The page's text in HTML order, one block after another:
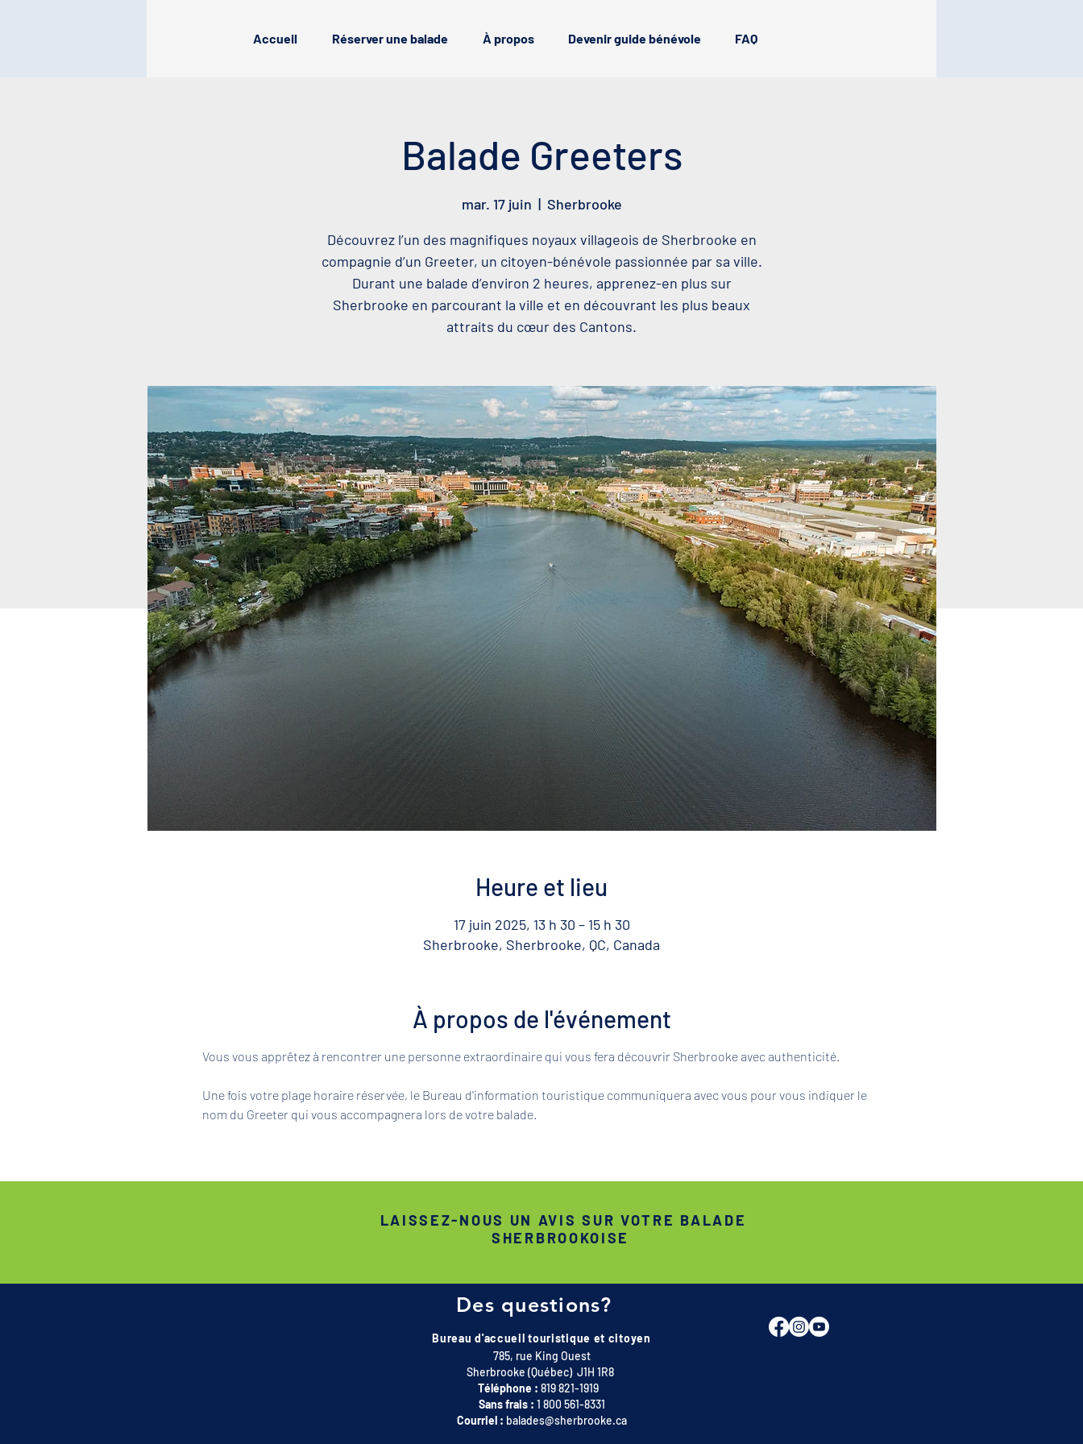
Accueil Réserver une balade À propos Devenir guide bénévole FAQ
Balade Greeters
mar. 17 juin
  |
Sherbrooke
Découvrez l’un des magnifiques noyaux villageois de Sherbrooke en
compagnie d’un Greeter, un citoyen-bénévole passionnée par sa ville.
Durant une balade d’environ 2 heures, apprenez-en plus sur
Sherbrooke en parcourant la ville et en découvrant les plus beaux
attraits du cœur des Cantons.
Heure et lieu
17 juin 2025, 13 h 30 – 15 h 30
Sherbrooke, Sherbrooke, QC, Canada
À propos de l'événement
Vous vous apprêtez à rencontrer une personne extraordinaire qui vous fera découvrir Sherbrooke avec authenticité.
Une fois votre plage horaire réservée, le Bureau d'information touristique communiquera avec vous pour vous indiquer le
nom du Greeter qui vous accompagnera lors de votre balade.
Des questions?
Bureau d'accueil touristique et citoyen
785, rue King Ouest
Sherbrooke (Québec) J1H 1R8
Téléphone : 819 821-1919
Sans frais : 1 800 561-8331
Courriel : balades@sherbrooke.ca
LAISSEZ-NOUS UN AVIS SUR VOTRE BALADE
SHERBROOKOISE